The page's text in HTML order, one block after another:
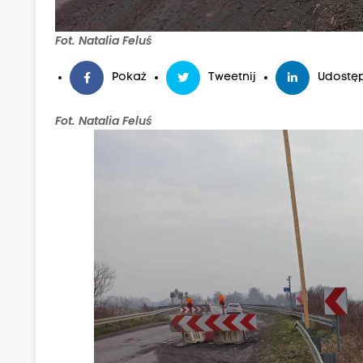
Fot. Natalia Feluś
Pokaż Tweetnij
Fot. Natalia Feluś